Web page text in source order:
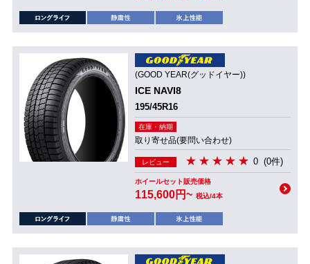
(GOOD YEAR(グッドイヤー))
ICE NAVI8
195/45R16
在庫・納期
取り寄せ品(要問い合わせ)
レビュー 0 (0件)
ホイールセット販売価格
115,600円~ 税込/4本